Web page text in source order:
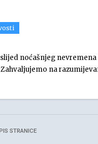
noćašnjeg
na
STRANICE